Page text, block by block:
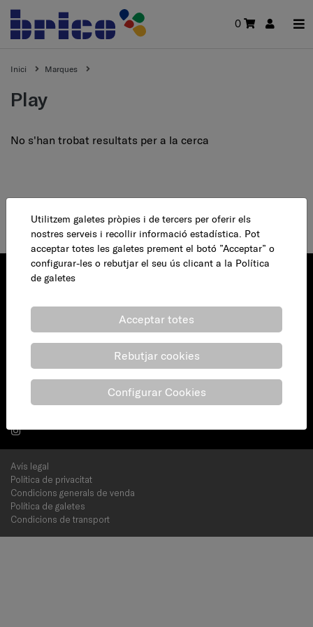
0
Inici Marques
play
No s'han trobat resultats per a la cerca
08140 Caldes de Montbui
(+34) 938 627 800
info@bricobotiga.cat
Avís legal
Política de privacitat
Condicions generals de venda
Política de galetes
Condicions de transport
Utilitzem galetes pròpies i de tercers per oferir els
nostres serveis i recollir informació estadística. Pot
acceptar totes les galetes prement el botó ”Acceptar” o
configurar-les o rebutjar el seu ús clicant a la Política
de galetes
Acceptar totes
Rebutjar cookies
Configurar Cookies